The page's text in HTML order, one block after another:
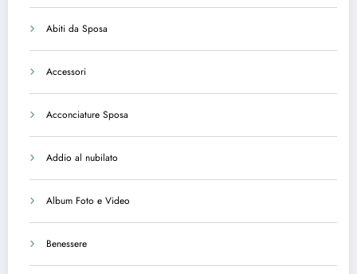
Abiti da Sposa
Accessori
Acconciature Sposa
Addio al nubilato
Album Foto e Video
Benessere